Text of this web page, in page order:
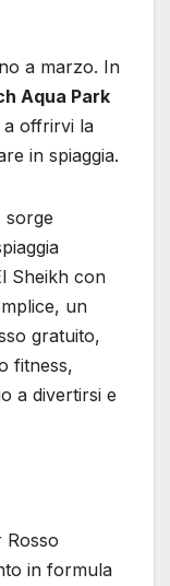
a marzo. In
Aqua Park
a offrirvi la
in spiaggia.
sorge
Sheikh con
un
gratuito,
fitness,
a divertirsi e
Rosso
in formula